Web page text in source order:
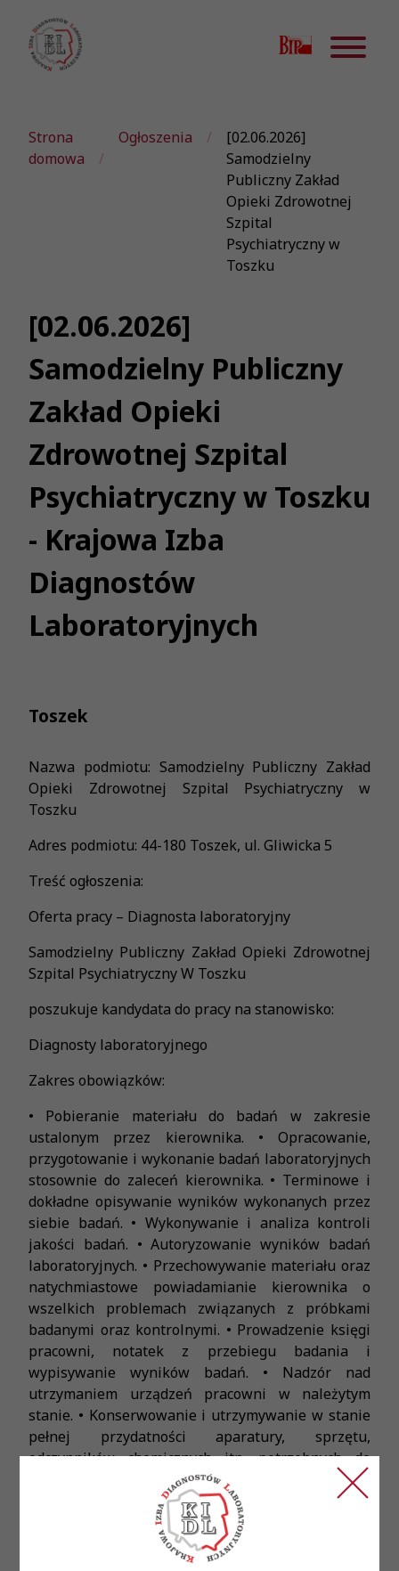
Strona
domowa
Ogłoszenia
[02.06.2026]
Samodzielny
Publiczny Zakład
Opieki Zdrowotnej
Szpital
Psychiatryczny w
Toszku
[02.06.2026]
Samodzielny Publiczny
Zakład Opieki
Zdrowotnej Szpital
Psychiatryczny w Toszku
- Krajowa Izba
Diagnostów
Laboratoryjnych
Toszek
Nazwa podmiotu: Samodzielny Publiczny Zakład
Opieki Zdrowotnej Szpital Psychiatryczny w
Toszku
Adres podmiotu: 44-180 Toszek, ul. Gliwicka 5
Treść ogłoszenia:
Oferta pracy – Diagnosta laboratoryjny
Samodzielny Publiczny Zakład Opieki Zdrowotnej
Szpital Psychiatryczny W Toszku
poszukuje kandydata do pracy na stanowisko:
Diagnosty laboratoryjnego
Zakres obowiązków:
• Pobieranie materiału do badań w zakresie
ustalonym przez kierownika. • Opracowanie,
przygotowanie i wykonanie badań laboratoryjnych
stosownie do zaleceń kierownika. • Terminowe i
dokładne opisywanie wyników wykonanych przez
siebie badań. • Wykonywanie i analiza kontroli
jakości badań. • Autoryzowanie wyników badań
laboratoryjnych. • Przechowywanie materiału oraz
natychmiastowe powiadamianie kierownika o
wszelkich problemach związanych z próbkami
badanymi oraz kontrolnymi. • Prowadzenie księgi
pracowni, notatek z przebiegu badania i
wypisywanie wyników badań. • Nadzór nad
utrzymaniem urządzeń pracowni w należytym
stanie. • Konserwowanie i utrzymywanie w stanie
pełnej przydatności aparatury, sprzętu,
odczynników chemicznych itp. potrzebnych do
wykonywania badań. • Dokładne znakowanie